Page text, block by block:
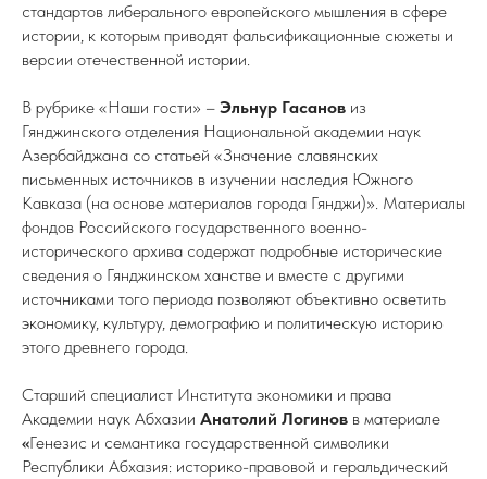
стандартов либерального европейского мышления в сфере
истории, к которым приводят фальсификационные сюжеты и
версии отечественной истории.
В рубрике «Наши гости» – Эльнур Гасанов из
Гянджинского отделения Национальной академии наук
Азербайджана со статьей «Значение славянских
письменных источников в изучении наследия Южного
Кавказа (на основе материалов города Гянджи)». Материалы
фондов Российского государственного военно-
исторического архива содержат подробные исторические
сведения о Гянджинском ханстве и вместе с другими
источниками того периода позволяют объективно осветить
экономику, культуру, демографию и политическую историю
этого древнего города.
Старший специалист Института экономики и права
Академии наук Абхазии Анатолий Логинов в материале
«Генезис и семантика государственной символики
Республики Абхазия: историко-правовой и геральдический